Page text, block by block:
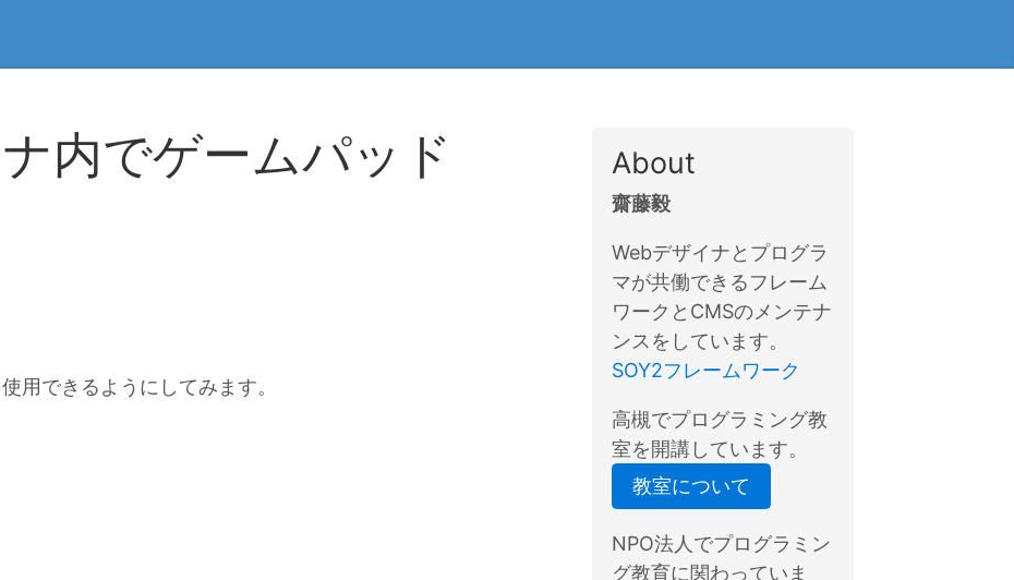
内でゲームパッド
用できるようにしてみます。
About
齋藤毅
Webデザイナとプログラ
マが共働できるフレーム
ワークとCMSのメンテナ
ンスをしています。
SOY2フレームワーク
高槻でプログラミング教
室を開講しています。
教室について
NPO法人でプログラミン
グ教育に関わっていま